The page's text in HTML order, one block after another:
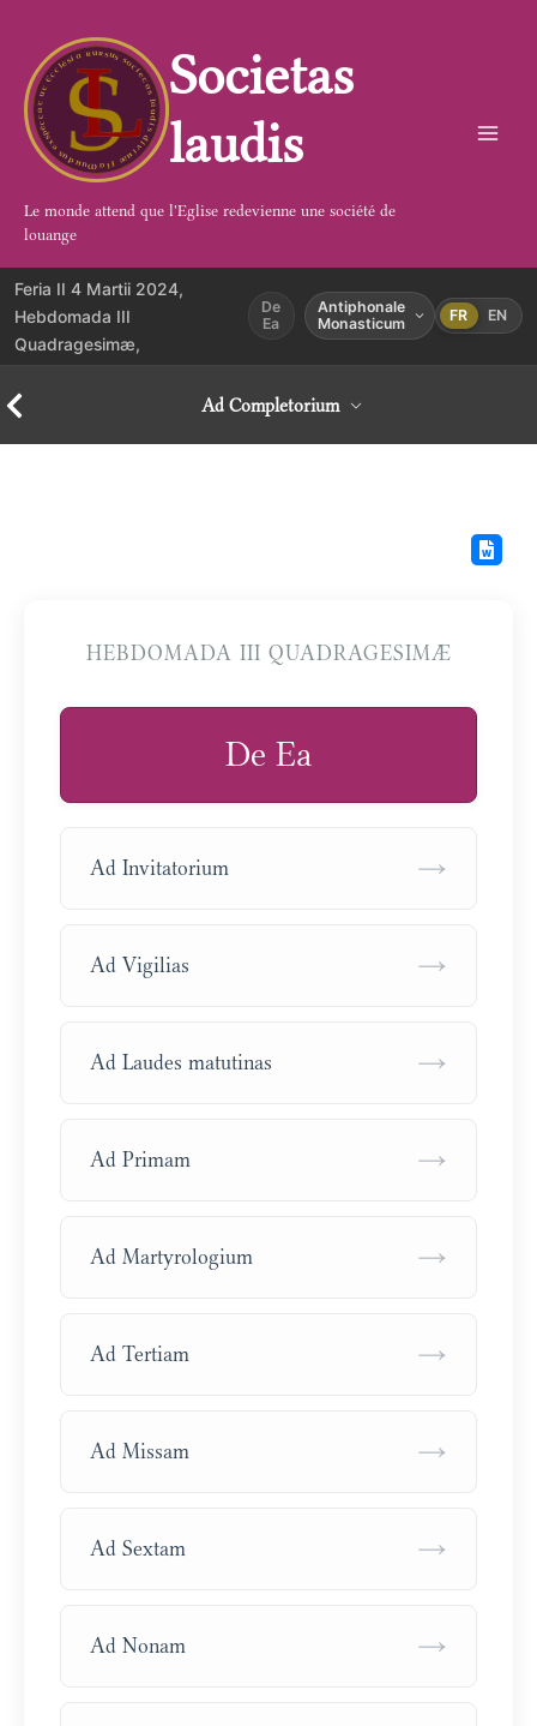
contenu
Societas
laudis
Le monde attend que l'Eglise redevienne une société de
louange
Feria II 4 Martii 2024,
Hebdomada III
Quadragesimæ,
De
Ea
Antiphonale
Monasticum
FR EN
Ad Completorium
HEBDOMADA III QUADRAGESIMÆ
De Ea
Ad Invitatorium →
Ad Vigilias →
Ad Laudes matutinas →
Ad Primam →
Ad Martyrologium →
Ad Tertiam →
Ad Missam →
Ad Sextam →
Ad Nonam →